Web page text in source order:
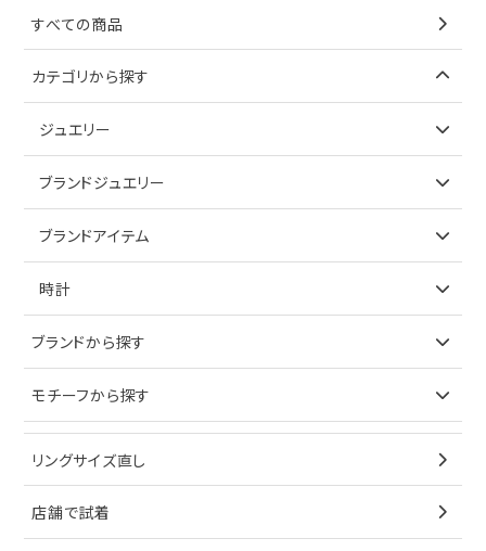
すべての商品
カテゴリから探す
ジュエリー
アイテムで探す
ブレスレット
ペンダントトップ
ブローチ
ブランドジュエリー
アイテムで探す
イヤリング
ブレスレット
ペンダントトップ
ブランドアイテム
アイテムで探す
キーケース
サングラス
シューズ
時計
ブランドで探す
オメガ
シャネル
タグホイヤー
ブランドから探す
ティファニー
ブルガリ
カルティエ
モチーフから探す
星
リングサイズ直し
店舗で試着